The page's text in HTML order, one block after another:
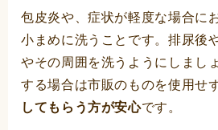
包皮炎や、症状が軽度な場合に
小まめに洗うことです。排尿後
やその周囲を洗うようにしまし
する場合は市販のものを使用せ
してもらう方が安心です。